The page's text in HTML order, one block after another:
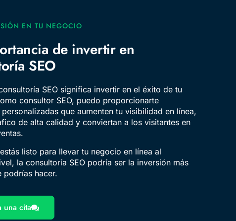
EN TU NEGOCIO
de invertir en
SEO
SEO significa invertir en el éxito de tu
consultor SEO, puedo proporcionarte
que aumenten tu visibilidad en línea,
de alta calidad y conviertan a los visitantes en
listo para llevar tu negocio en línea al
la consultoría SEO podría ser la inversión más
podrías hacer.
una cita